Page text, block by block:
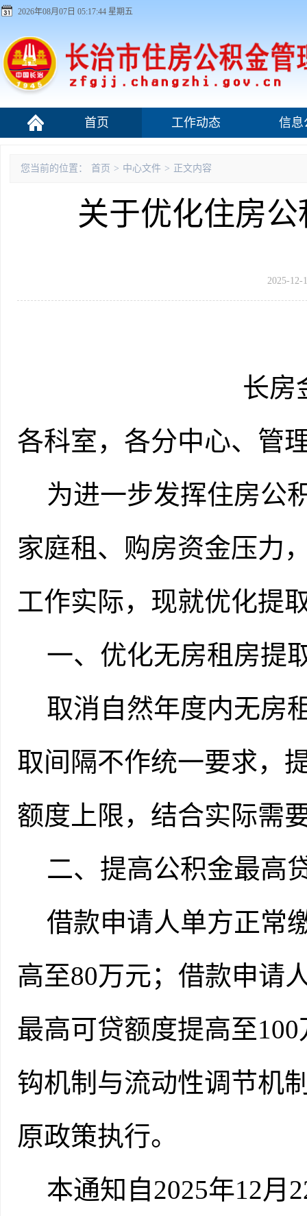
2026年08月07日 05:17:44 星期五
首页 工作动态 信息
您当前的位置： 首页 > 中心文件 > 正文内容
关于优化住房
2025-12-
长房
各科室，各分中心、管
为进一步发挥住房公
家庭租、购房资金压力
工作实际，现就优化提
一、优化无房租房提
取消自然年度内无房
取间隔不作统一要求，
额度上限， 结合实际需
二、提高公积金最高
借款申请人单方正常
高至80万元；借款申请
最高可贷额度提高至
钩机制与流动性调节机
原政策执行。
本通知自2025年12月